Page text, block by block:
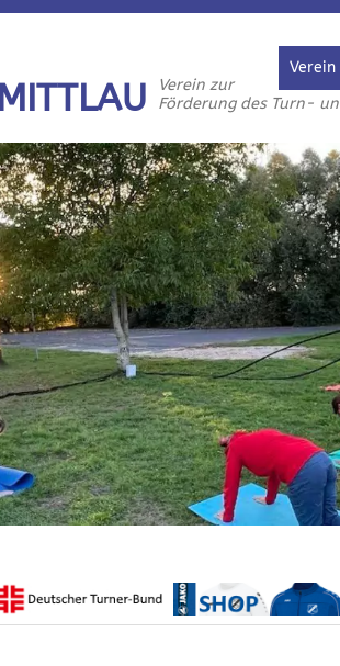
Verein
Verein zur
Förderung des Turn-